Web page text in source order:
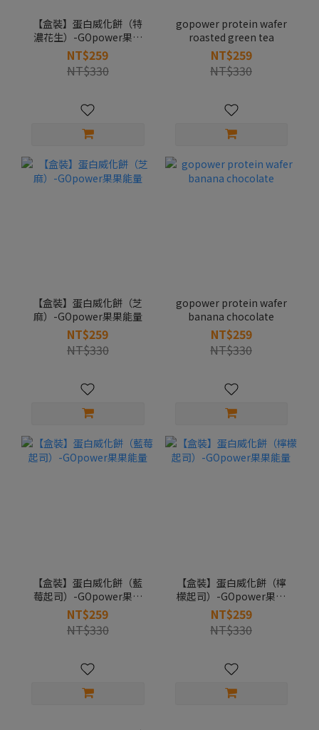
【盒裝】蛋白威化餅（特
濃花生）-GOpower果果
能量
NT$259
NT$330
gopower protein wafer
roasted green tea
NT$259
NT$330
【盒裝】蛋白威化餅（芝
麻）-GOpower果果能量
NT$259
NT$330
gopower protein wafer
banana chocolate
NT$259
NT$330
【盒裝】蛋白威化餅（藍
莓起司）-GOpower果果
能量
NT$259
NT$330
【盒裝】蛋白威化餅（檸
檬起司）-GOpower果果
能量
NT$259
NT$330